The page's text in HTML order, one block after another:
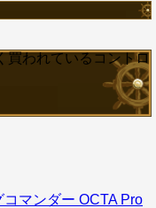
買われているコントロ
マンダー OCTA Pro